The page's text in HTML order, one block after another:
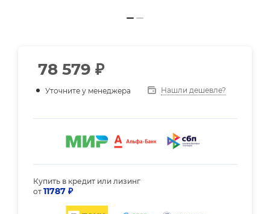
78 579 ₽
Уточните у менеджера Нашли дешевле?
Купить в кредит или лизинг
от 11787 ₽